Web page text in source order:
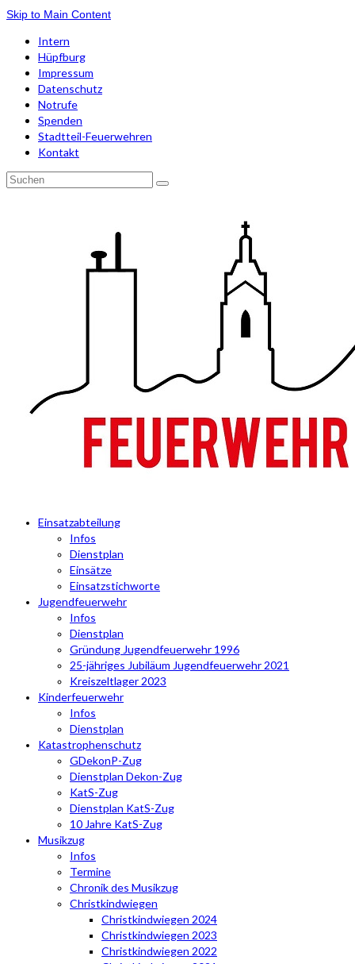
Skip to Main Content
Intern
Hüpfburg
Impressum
Datenschutz
Notrufe
Spenden
Stadtteil-Feuerwehren
Kontakt
Suchen
Einsatzabteilung
Infos
Dienstplan
Einsätze
Einsatzstichworte
Jugendfeuerwehr
Infos
Dienstplan
Gründung Jugendfeuerwehr 1996
25-jähriges Jubiläum Jugendfeuerwehr 2021
Kreiszeltlager 2023
Kinderfeuerwehr
Infos
Dienstplan
Katastrophenschutz
GDekonP-Zug
Dienstplan Dekon-Zug
KatS-Zug
Dienstplan KatS-Zug
10 Jahre KatS-Zug
Musikzug
Infos
Termine
Chronik des Musikzug
Christkindwiegen
Christkindwiegen 2024
Christkindwiegen 2023
Christkindwiegen 2022